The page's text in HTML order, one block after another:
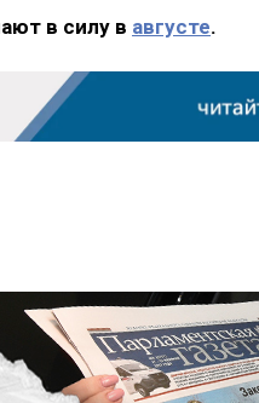
в силу в августе.